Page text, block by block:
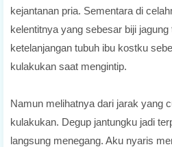
kejantanan pria. Sementara di
kelentitnya yang sebesar biji
ketelanjangan tubuh ibu kostku
kulakukan saat mengintip.
Namun melihatnya dari jarak yang
kulakukan. Degup jantungku jadi
langsung menegang. Aku nyaris